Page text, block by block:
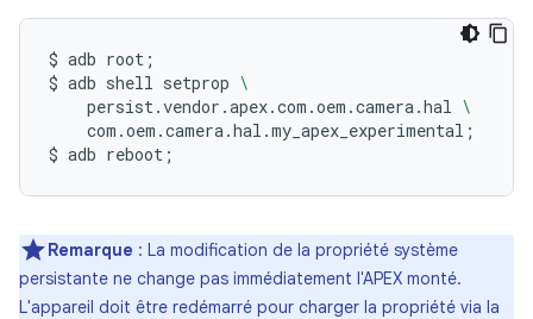
$ adb root ;
$ adb shell setprop \
persist.vendor.apex.com.oem.camera.hal \
com.oem.camera.hal.my_apex_experimental ;
$ adb reboot ;
Remarque : La modification de la propriété système
persistante ne change pas immédiatement l'APEX monté.
L'appareil doit être redémarré pour charger la propriété via la